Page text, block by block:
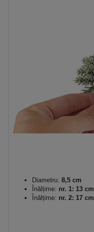
Diametru: 8,5 cm
Înălțime: nr. 1: 13 cm
Înălțime: nr. 2: 17 cm